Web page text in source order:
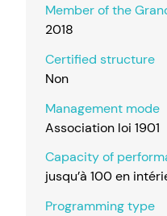
Member of the
2018
Certified structure
Non
Management mode
Association loi 1901
Capacity of
jusqu’à 100 en
Programming type